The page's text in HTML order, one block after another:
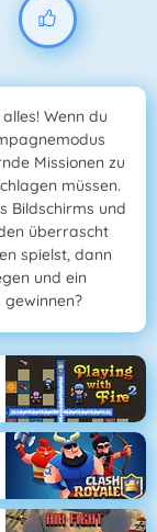
Wenn du
Missionen zu
müssen.
Bildschirms und
überrascht
spielst, dann
und ein